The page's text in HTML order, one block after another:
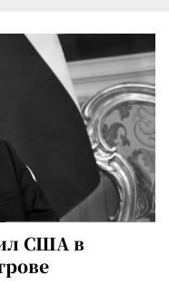
США в